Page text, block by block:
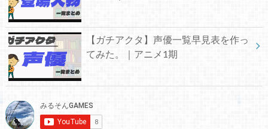
【ガチアクタ】声優一覧早見表を作っ
てみた。｜アニメ1期